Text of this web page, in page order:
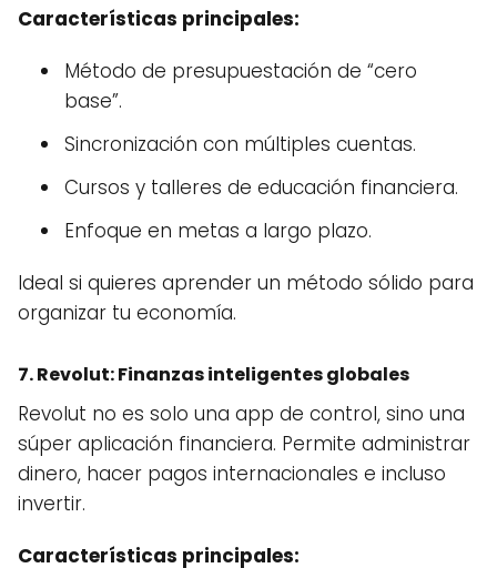
Características principales:
Método de presupuestación de “cero
base”.
Sincronización con múltiples cuentas.
Cursos y talleres de educación financiera.
Enfoque en metas a largo plazo.
Ideal si quieres aprender un método sólido para
organizar tu economía.
7.Revolut: Finanzas inteligentes globales
Revolut no es solo una app de control, sino una
súper aplicación financiera. Permite administrar
dinero, hacer pagos internacionales e incluso
invertir.
Características principales: